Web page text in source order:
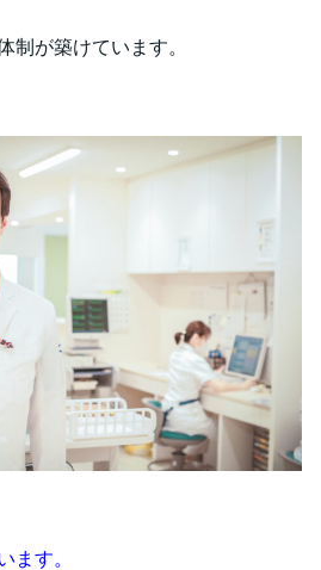
制が築けています。
ます。